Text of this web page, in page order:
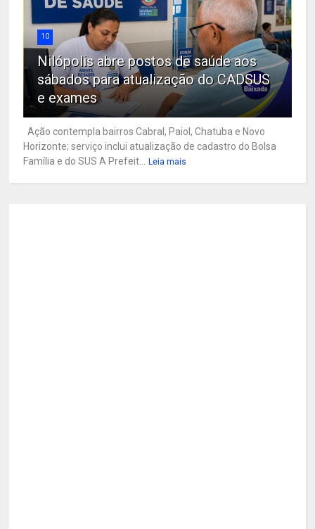
10
Nilópolis abre postos de saúde aos
sábados para atualização do CADSUS
e exames
Ação contempla bairros Cabral, Paiol, Chatuba e Novo
Horizonte; serviço inclui atualização de cadastro do Bolsa
Família e do SUS A Prefeit...
Leia mais